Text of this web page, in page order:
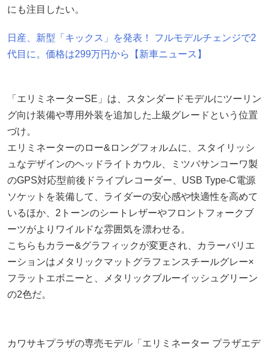
にも注目したい。
日産、新型「キックス」を発表！ フルモデルチェンジで2
代目に。価格は299万円から【新車ニュース】
「エリミネーターSE」は、スタンダードモデルにツーリン
グ向け装備や専用外装を追加した上級グレードという位置
づけ。
エリミネーターのロー&ロングフォルムに、スタイリッシ
ュなデザインのヘッドライトカウル、ミツバサンコーワ製
のGPS対応型前後ドライブレコーダー、USB Type-C電源
ソケットを装備して、ライダーの安心感や快適性を高めて
いるほか、2トーンのシートレザーやフロントフォークブ
ーツがよりワイルドな雰囲気を漂わせる。
こちらもカラー&グラフィックが変更され、カラーバリエ
ーションはメタリックマットグラフェンスチールグレー×
フラットエボニーと、メタリックブルーイッシュグリーン
の2色だ。
カワサキプラザの専売モデル「エリミネーター プラザエデ